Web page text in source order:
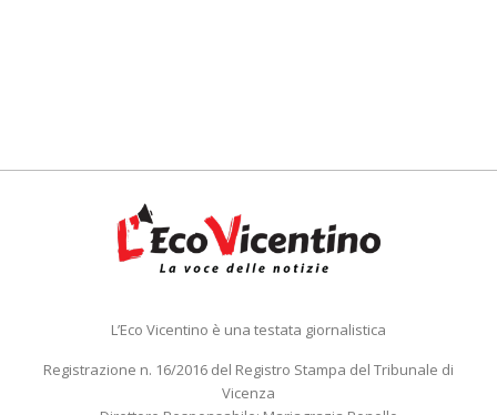
L’Eco Vicentino è una testata giornalistica
Registrazione n. 16/2016 del Registro Stampa del Tribunale di
Vicenza